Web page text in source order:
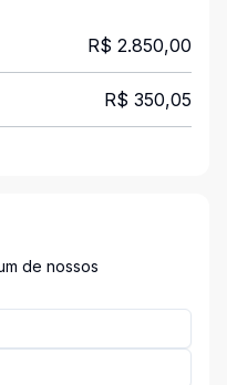
R$ 2.850,00
R$ 350,05
de nossos